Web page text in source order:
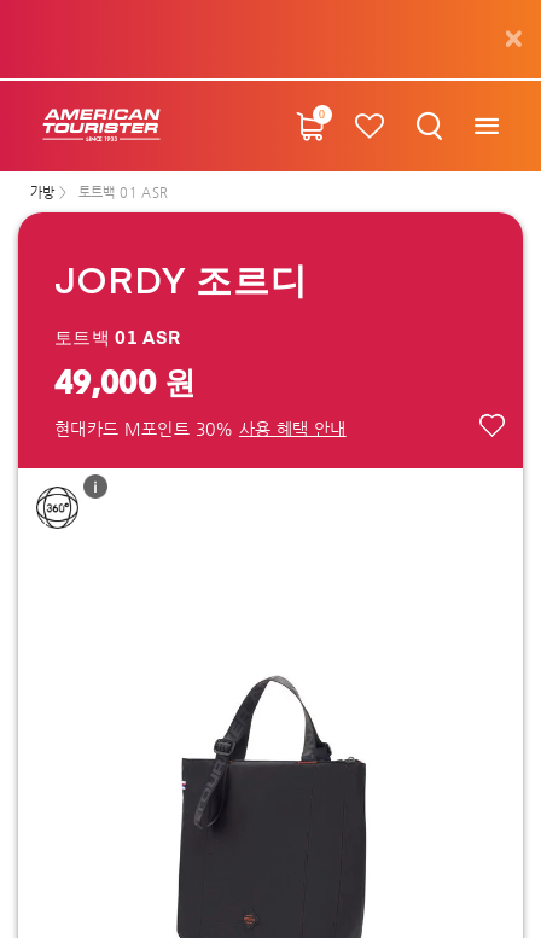
0
가방 토트백 01 ASR
JORDY 조르디
토트백 01 ASR
49,000 원
현대카드 M포인트 30% 사용 혜택 안내